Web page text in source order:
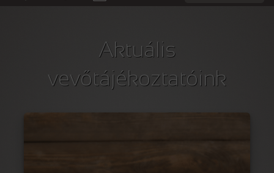
Aktuális
vevőtájékoztatóink